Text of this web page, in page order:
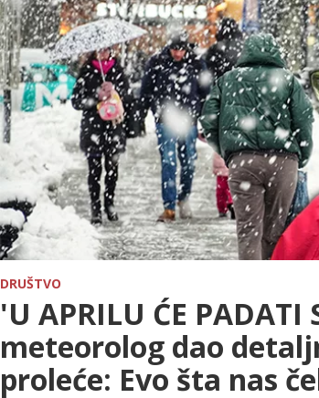
DRUŠTVO
'U APRILU ĆE PADATI
meteorolog dao
proleće: Evo šta nas